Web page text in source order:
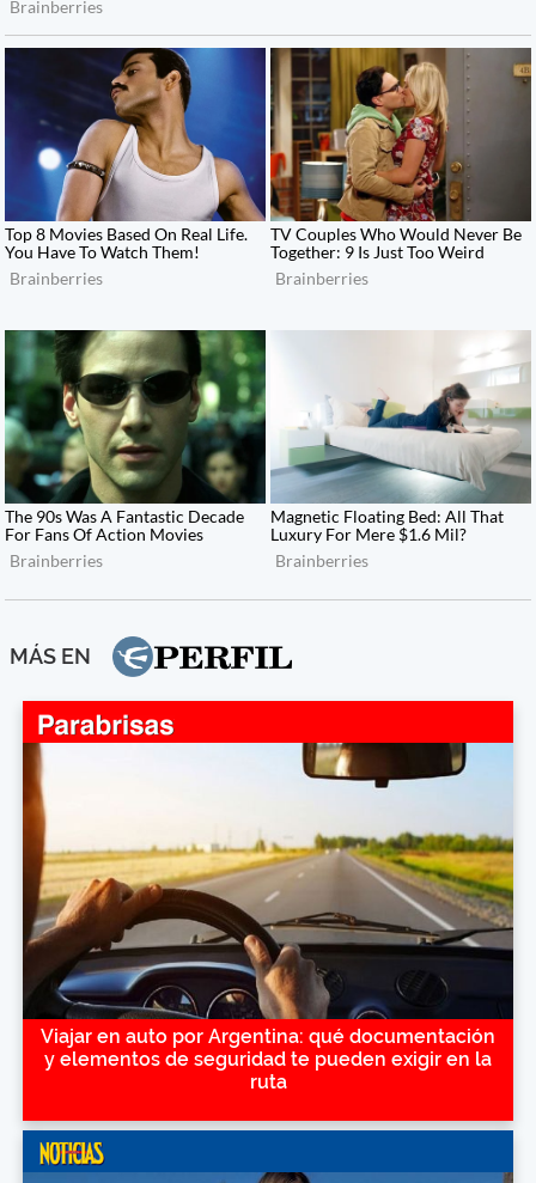
MÁS EN
Viajar en auto por Argentina: qué documentación
y elementos de seguridad te pueden exigir en la
ruta